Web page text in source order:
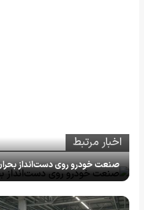
اخبار مرتبط
صنعت خودرو روی دست‌انداز